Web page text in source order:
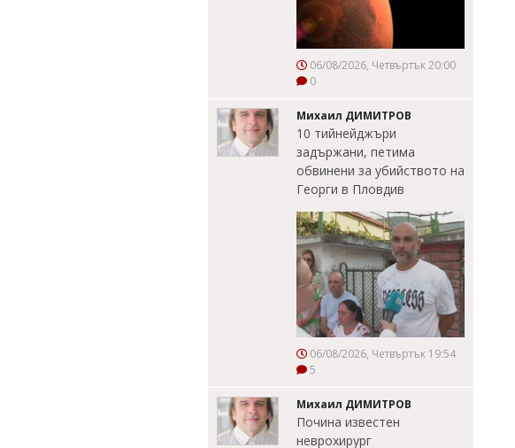
06/08/2026, Четвъртък 20:00
0
Михаил ДИМИТРОВ
10 тийнейджъри
задържани, петима
обвинени за убийството на
Георги в Пловдив
06/08/2026, Четвъртък 19:54
5
Михаил ДИМИТРОВ
Почина известен
неврохирург